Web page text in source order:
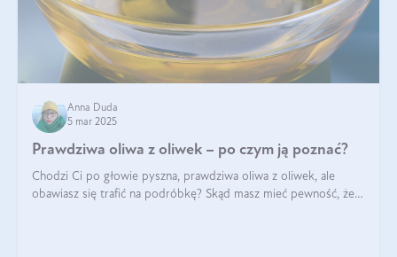
Anna Duda
5 mar 2025
Prawdziwa oliwa z oliwek – po czym ją poznać?
Chodzi Ci po głowie pyszna, prawdziwa oliwa z oliwek, ale
obawiasz się trafić na podróbkę? Skąd masz mieć pewność, że